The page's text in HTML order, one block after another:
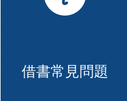
借書常見問題